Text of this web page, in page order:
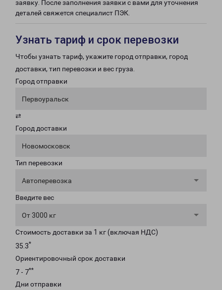
заявку. После заполнения заявки с вами для уточнения
деталей свяжется специалист ПЭК.
Узнать тариф и срок перевозки
Чтобы узнать тариф, укажите город отправки, город
доставки, тип перевозки и вес груза.
Город отправки
Первоуральск
⇄
Город доставки
Новомосковск
Тип перевозки
Автоперевозка
Введите вес
От 3000 кг
Стоимость доставки за 1 кг (включая НДС)
35.3*
Ориентировочный срок доставки
7 - 7**
Дни отправки